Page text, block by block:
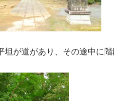
坦が道があり、その途中に階